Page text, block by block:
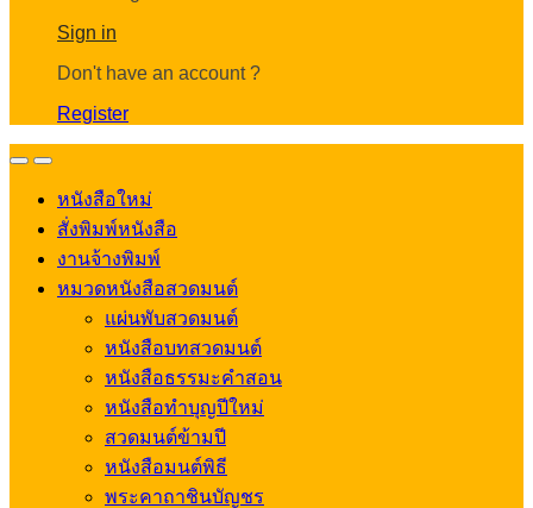
Sign in
Don't have an account ?
Register
OpenClose
หนังสือใหม่
สั่งพิมพ์หนังสือ
งานจ้างพิมพ์
หมวดหนังสือสวดมนต์
แผ่นพับสวดมนต์
หนังสือบทสวดมนต์
หนังสือธรรมะคำสอน
หนังสือทำบุญปีใหม่
สวดมนต์ข้ามปี
หนังสือมนต์พิธี
พระคาถาชินบัญชร